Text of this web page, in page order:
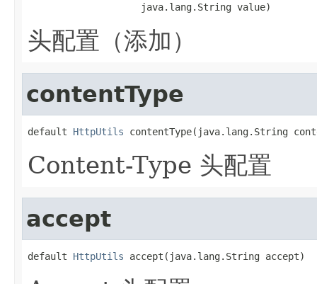
                    java.lang.String value)
头配置（添加）
contentType
default HttpUtils contentType(java.lang.String
Content-Type 头配置
accept
default HttpUtils accept(java.lang.String accept)